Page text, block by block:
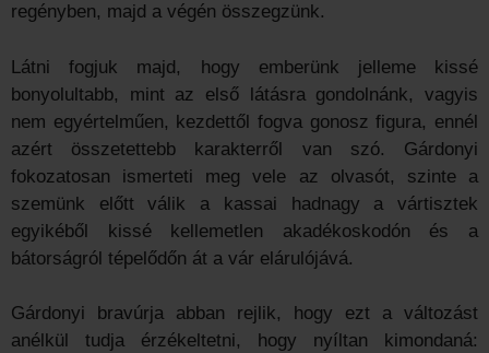
regényben, majd a végén összegzünk.
Látni fogjuk majd, hogy emberünk jelleme kissé
bonyolultabb, mint az első látásra gondolnánk, vagyis
nem egyértelműen, kezdettől fogva gonosz figura, ennél
azért összetettebb karakterről van szó. Gárdonyi
fokozatosan ismerteti meg vele az olvasót, szinte a
szemünk előtt válik a kassai hadnagy a vártisztek
egyikéből kissé kellemetlen akadékoskodón és a
bátorságról tépelődőn át a vár elárulójává.
Gárdonyi bravúrja abban rejlik, hogy ezt a változást
anélkül tudja érzékeltetni, hogy nyíltan kimondaná: